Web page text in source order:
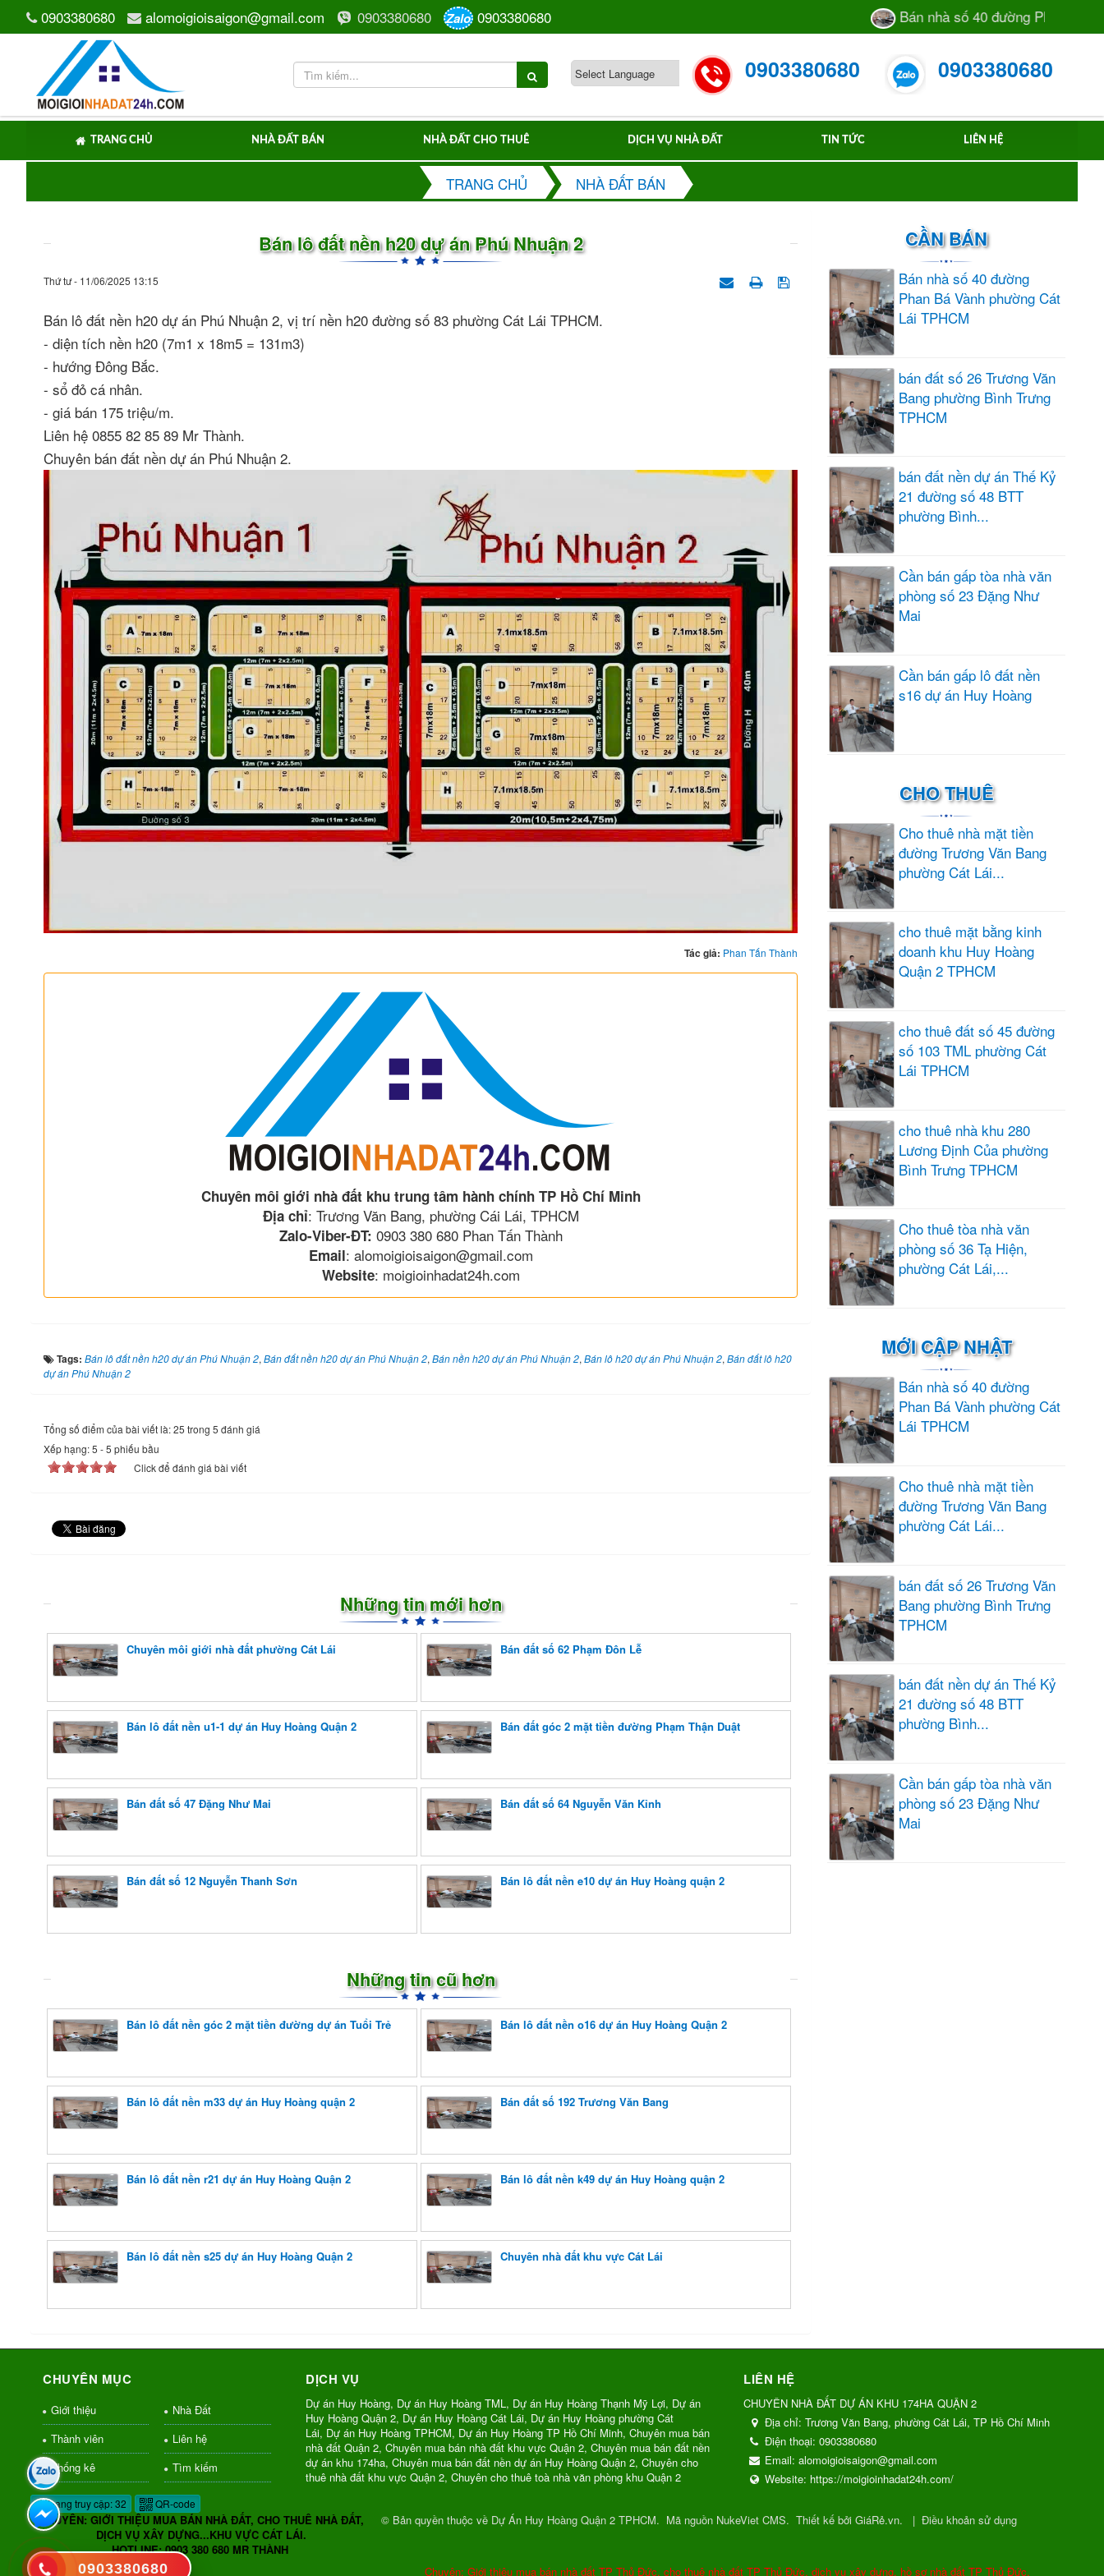
0903380680 alomoigioisaigon@gmail.com 0903380680 Zalo 0903380680 Bán nhà số 40 đường Phan Bá
0903380680 0903380680
TRANG CHỦ NHÀ ĐẤT BÁN NHÀ ĐẤT CHO THUÊ DỊCH VỤ NHÀ ĐẤT TIN TỨC LIÊN HỆ
TRANG CHỦ NHÀ ĐẤT BÁN
Bán lô đất nền h20 dự án Phú Nhuận 2
Thứ tư - 11/06/2025 13:15
Bán lô đất nền h20 dự án Phú Nhuận 2, vị trí nền h20 đường số 83 phường Cát Lái TPHCM.
- diện tích nền h20 (7m1 x 18m5 = 131m3)
- hướng Đông Bắc.
- sổ đỏ cá nhân.
- giá bán 175 triệu/m.
Liên hệ 0855 82 85 89 Mr Thành.
Chuyên bán đất nền dự án Phú Nhuận 2.
Tác giả: Phan Tấn Thành
Chuyên môi giới nhà đất khu trung tâm hành chính TP Hồ Chí Minh
Địa chỉ: Trương Văn Bang, phường Cái Lái, TPHCM
Zalo-Viber-ĐT: 0903 380 680 Phan Tấn Thành
Email: alomoigioisaigon@gmail.com
Website: moigioinhadat24h.com
Tags: Bán lô đất nền h20 dự án Phú Nhuận 2,Bán đất nền h20 dự án Phú Nhuận 2,Bán nền h20 dự án Phú Nhuận 2,Bán lô h20 dự án Phú Nhuận 2,Bán đất lô h20
dự án Phú Nhuận 2
Tổng số điểm của bài viết là: 25 trong 5 đánh giá
Xếp hạng:5 -5 phiếu bầu
Click để đánh giá bài viết
Những tin mới hơn
Chuyên môi giới nhà đất phường Cát Lái Bán đất số 62 Phạm Đôn Lễ
Bán lô đất nền u1-1 dự án Huy Hoàng Quận 2 Bán đất góc 2 mặt tiền đường Phạm Thận Duật
Bán đất số 47 Đặng Như Mai Bán đất số 64 Nguyễn Văn Kỉnh
Bán đất số 12 Nguyễn Thanh Sơn Bán lô đất nền e10 dự án Huy Hoàng quận 2
Những tin cũ hơn
Bán lô đất nền góc 2 mặt tiền đường dự án Tuổi Trẻ Bán lô đất nền o16 dự án Huy Hoàng Quận 2
Bán lô đất nền m33 dự án Huy Hoàng quận 2 Bán đất số 192 Trương Văn Bang
Bán lô đất nền r21 dự án Huy Hoàng Quận 2 Bán lô đất nền k49 dự án Huy Hoàng quận 2
Bán lô đất nền s25 dự án Huy Hoàng Quận 2 Chuyên nhà đất khu vực Cát Lái
CẦN BÁN
Bán nhà số 40 đường
Phan Bá Vành phường Cát
Lái TPHCM
bán đất số 26 Trương Văn
Bang phường Bình Trưng
TPHCM
bán đất nền dự án Thế Kỷ
21 đường số 48 BTT
phường Bình...
Cần bán gấp tòa nhà văn
phòng số 23 Đặng Như
Mai
Cần bán gấp lô đất nền
s16 dự án Huy Hoàng
CHO THUÊ
Cho thuê nhà mặt tiền
đường Trương Văn Bang
phường Cát Lái...
cho thuê mặt bằng kinh
doanh khu Huy Hoàng
Quận 2 TPHCM
cho thuê đất số 45 đường
số 103 TML phường Cát
Lái TPHCM
cho thuê nhà khu 280
Lương Định Của phường
Bình Trưng TPHCM
Cho thuê tòa nhà văn
phòng số 36 Tạ Hiện,
phường Cát Lái,...
MỚI CẬP NHẬT
Bán nhà số 40 đường
Phan Bá Vành phường Cát
Lái TPHCM
Cho thuê nhà mặt tiền
đường Trương Văn Bang
phường Cát Lái...
bán đất số 26 Trương Văn
Bang phường Bình Trưng
TPHCM
bán đất nền dự án Thế Kỷ
21 đường số 48 BTT
phường Bình...
Cần bán gấp tòa nhà văn
phòng số 23 Đặng Như
Mai
CHUYÊN MỤC
Giới thiệu
Nhà Đất
Thành viên
Liên hệ
Thống kê
Tìm kiếm
Đang truy cập: 32 QR-code
DỊCH VỤ
Dự án Huy Hoàng, Dự án Huy Hoàng TML, Dự án Huy Hoàng Thạnh Mỹ Lợi, Dự án
Huy Hoàng Quận 2, Dự án Huy Hoàng Cát Lái, Dự án Huy Hoàng phường Cát
Lái, Dự án Huy Hoàng TPHCM, Dự án Huy Hoàng TP Hồ Chí Minh, Chuyên mua bán
nhà đất Quận 2, Chuyên mua bán nhà đất khu vực Quận 2, Chuyên mua bán đất nền
dự án khu 174ha, Chuyên mua bán đất nền dự án Huy Hoàng Quận 2, Chuyên cho
thuê nhà đất khu vực Quận 2, Chuyên cho thuê toà nhà văn phòng khu Quận 2
0903380680
LIÊN HỆ
CHUYÊN NHÀ ĐẤT DỰ ÁN KHU 174HA QUẬN 2
Địa chỉ:Trương Văn Bang, phường Cát Lái, TP Hồ Chí Minh
Điện thoại:0903380680
Email:alomoigioisaigon@gmail.com
Website: https://moigioinhadat24h.com/
CHUYÊN: GIỚI THIỆU MUA BÁN NHÀ ĐẤT, CHO THUÊ NHÀ ĐẤT,
DỊCH VỤ XÂY DỰNG...KHU VỰC CÁT LÁI.
HOTLINE: 0903 380 680 MR THÀNH
© Bản quyền thuộc về Dự Án Huy Hoàng Quận 2 TPHCM. Mã nguồn NukeViet CMS. Thiết kế bởi GiáRẻ.vn. | Điều khoản sử dụng
Chuyên: Giới thiệu mua bán nhà đất TP Thủ Đức, cho thuê nhà đất TP Thủ Đức, dịch vụ xây dựng, hồ sơ nhà đất TP Thủ Đức.